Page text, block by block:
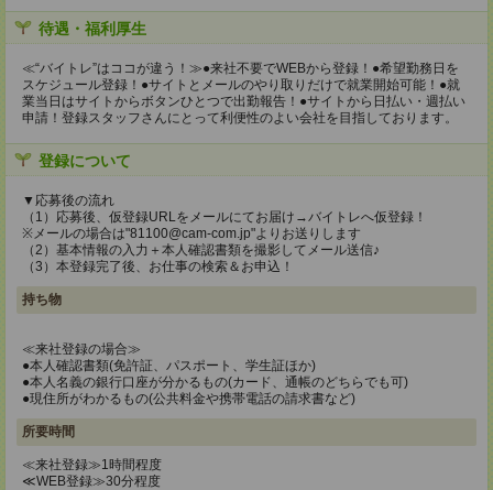
待遇・福利厚生
≪“バイトレ”はココが違う！≫●来社不要でWEBから登録！●希望勤務日を
スケジュール登録！●サイトとメールのやり取りだけで就業開始可能！●就
業当日はサイトからボタンひとつで出勤報告！●サイトから日払い・週払い
申請！登録スタッフさんにとって利便性のよい会社を目指しております。
登録について
▼応募後の流れ
（1）応募後、仮登録URLをメールにてお届け→バイトレへ仮登録！
※メールの場合は"81100@cam-com.jp"よりお送りします
（2）基本情報の入力＋本人確認書類を撮影してメール送信♪
（3）本登録完了後、お仕事の検索＆お申込！
持ち物
≪来社登録の場合≫
●本人確認書類(免許証、パスポート、学生証ほか)
●本人名義の銀行口座が分かるもの(カード、通帳のどちらでも可)
●現住所がわかるもの(公共料金や携帯電話の請求書など)
所要時間
≪来社登録≫1時間程度
≪WEB登録≫30分程度